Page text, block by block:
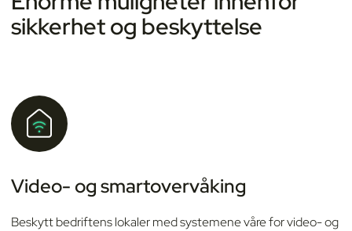
sikkerhet og beskyttelse
Video- og smartovervåking
Beskytt bedriftens lokaler med systemene våre for video- og